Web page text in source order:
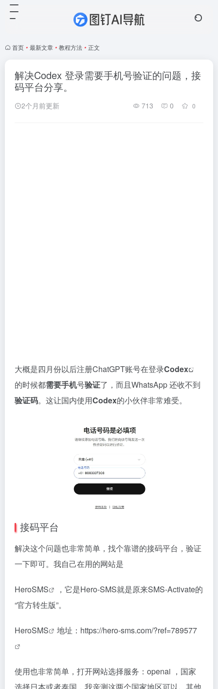
首页 • 最新文章 • 教程方法 • 正文
解决Codex 登录需要手机号验证的问题，接
码平台分享。
2个月前更新 713 0 0
大概是四月份以后注册ChatGPT账号在登录Codex
的时候都需要手机号验证了，而且WhatsApp 还收不到
验证码。这让国内使用Codex的小伙伴非常难受。
接码平台
解决这个问题也非常简单，找个靠谱的接码平台，验证
一下即可。我自己在用的网站是
HeroSMS
，它是Hero-SMS就是原来SMS-Activate的
“官方转生版”。
HeroSMS 地址： https://hero-sms.com/?ref=789577
使用也非常简单，打开网站选择服务：openai ，国家